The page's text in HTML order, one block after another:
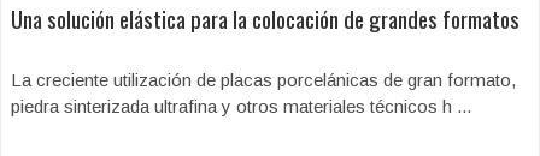
Una solución elástica para la colocación de grandes formatos
La creciente utilización de placas porcelánicas de gran formato,
piedra sinterizada ultrafina y otros materiales técnicos h ...